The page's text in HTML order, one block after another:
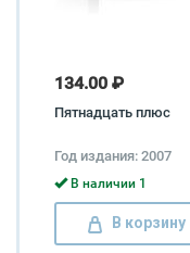
134.00 ₽
Пятнадцать плюс
Год издания: 2007
В наличии 1
В корзину